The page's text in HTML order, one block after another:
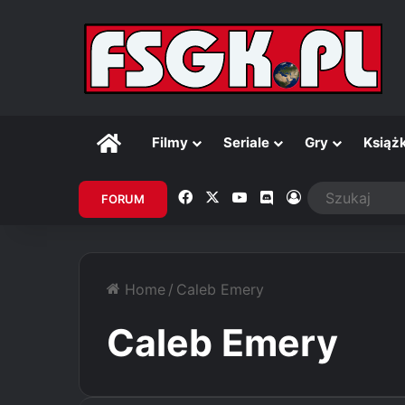
GłównaFilmy Seriale Gry
FORUM Facebook YouTubeDiscordZaloguj
Home / Caleb Emery
Caleb Emery